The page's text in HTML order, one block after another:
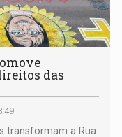
das
transformam a Rua